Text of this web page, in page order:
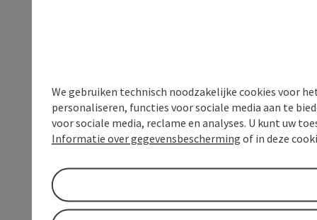
We gebruiken technisch noodzakelijke cookies voor
personaliseren, functies voor sociale media aan te
voor sociale media, reclame en analyses. U kunt uw
Informatie over gegevensbescherming of in deze